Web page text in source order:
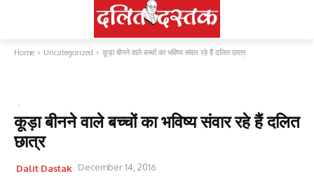
Home Uncategorized कूड़ा बीनने वाले बच्चों का भविष्य संवार रहे हैं दलित छात्र
कूड़ा बीनने वाले बच्चों का भविष्य संवार रहे हैं दलित
छात्र
Dalit Dastak December 14, 2016